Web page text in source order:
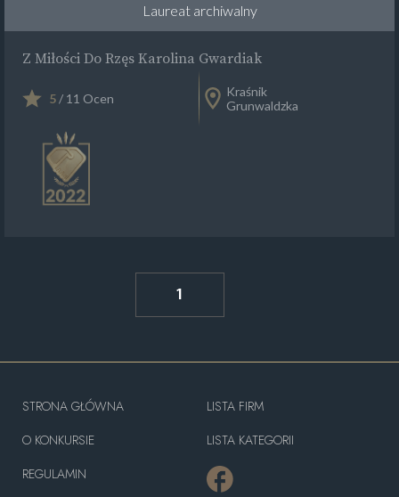
Laureat archiwalny
Z Miłości Do Rzęs Karolina Gwardiak
5/ 11 Ocen
Kraśnik
Grunwaldzka
1
STRONA GŁÓWNA
O KONKURSIE
REGULAMIN
LISTA FIRM
LISTA KATEGORII